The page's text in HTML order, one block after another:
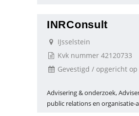
INRConsult
IJsselstein
Kvk nummer 42120733
Gevestigd / opgericht op
Advisering & onderzoek,
public relations en organisatie-